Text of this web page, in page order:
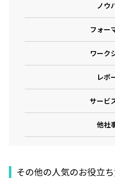
ノウ
フォー
ワーク
レポ
サービ
他社
その他の人気のお役立